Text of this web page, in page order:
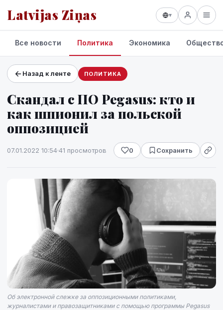
Latvijas Ziņas ▾
Проекты и сервисы
Прогноз погоды
Все новости Политика Экономика
Назад к ленте ПОЛИТИКА
Скандал с ПО Pegasus: кто и
как шпионил за польской
оппозицией
07.01.2022 10:54·41 просмотров 0 Сохранить
Об электронной слежке за оппозиционными политиками,
журналистами и правозащитниками с помощью программы Pegasus